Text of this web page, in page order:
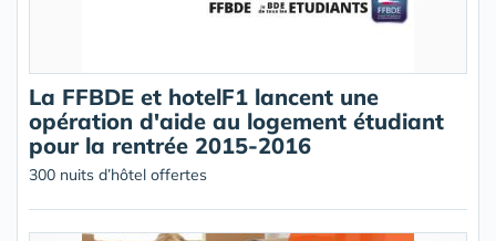
La FFBDE et hotelF1 lancent une
opération d'aide au logement étudiant
pour la rentrée 2015-2016
300 nuits d’hôtel offertes